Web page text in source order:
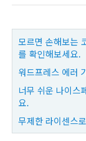
모르면 손해보는
를 확인해보세요.
워드프레스 에러
너무 쉬운 나이스
요.
무제한 라이센스